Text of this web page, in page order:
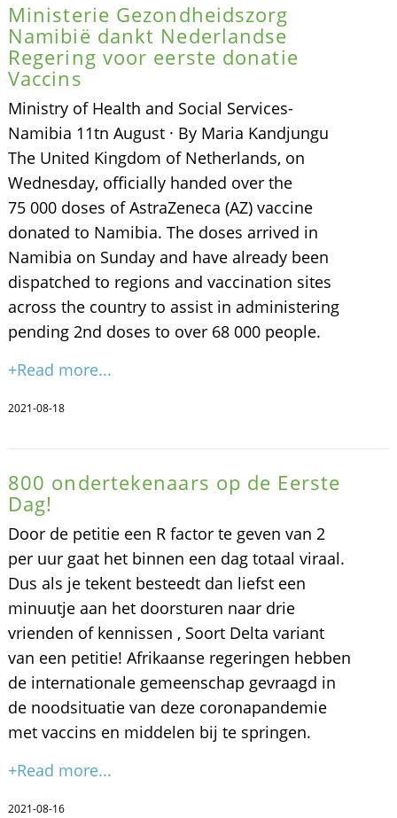
Ministerie Gezondheidszorg
Namibië dankt Nederlandse
Regering voor eerste donatie
Vaccins
Ministry of Health and Social Services-
Namibia 11tn August · By Maria Kandjungu
The United Kingdom of Netherlands, on
Wednesday, officially handed over the
75 000 doses of AstraZeneca (AZ) vaccine
donated to Namibia. The doses arrived in
Namibia on Sunday and have already been
dispatched to regions and vaccination sites
across the country to assist in administering
pending 2nd doses to over 68 000 people.
+Read more...
2021-08-18
800 ondertekenaars op de Eerste
Dag!
Door de petitie een R factor te geven van 2
per uur gaat het binnen een dag totaal viraal.
Dus als je tekent besteedt dan liefst een
minuutje aan het doorsturen naar drie
vrienden of kennissen , Soort Delta variant
van een petitie! Afrikaanse regeringen hebben
de internationale gemeenschap gevraagd in
de noodsituatie van deze coronapandemie
met vaccins en middelen bij te springen.
+Read more...
2021-08-16